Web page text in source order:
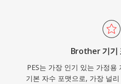
Brother 기기
PES는 가장 인기 있는 가정
기본 자수 포맷으로, 가장 널